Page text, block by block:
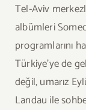
Tel-Aviv
albümleri
programlarını
Türkiye’ye de
değil, umarız
Landau ile